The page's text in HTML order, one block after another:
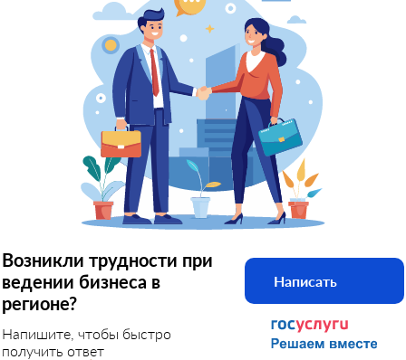
Возникли трудности при
ведении бизнеса в
регионе?
Напишите, чтобы быстро
получить ответ
Написать